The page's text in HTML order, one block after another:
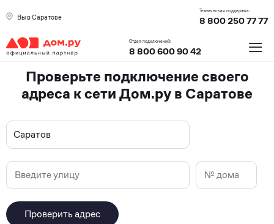
Вы в Саратове
Техническая поддержка:
8 800 250 77 77
Отдел подключений:
8 800 600 90 42 ≡
Карта
зоны
покрытия
Дом.ру
Проверьте подключение своего
адреса к сети Дом.ру в Саратове
Саратов
Проверить адрес